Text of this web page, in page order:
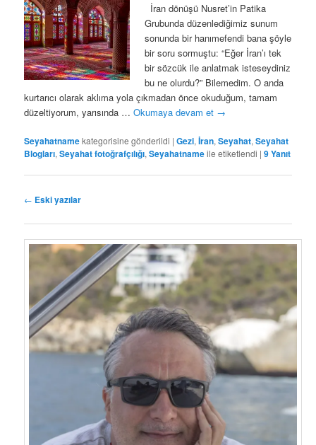
İran dönüşü Nusret’in Patika
Grubunda düzenlediğimiz sunum
sonunda bir hanımefendi bana şöyle
bir soru sormuştu: “Eğer İran’ı tek
bir sözcük ile anlatmak isteseydiniz
bu ne olurdu?” Bilemedim. O anda
kurtarıcı olarak aklıma yola çıkmadan önce okuduğum, tamam
düzeltiyorum, yarısında …Okumaya devam et →
Seyahatnamekategorisine gönderildi |Gezi,İran,Seyahat,Seyahat
Blogları,Seyahat fotoğrafçılığı,Seyahatnameile etiketlendi |9Yanıt
Yazı
← Eski yazılar